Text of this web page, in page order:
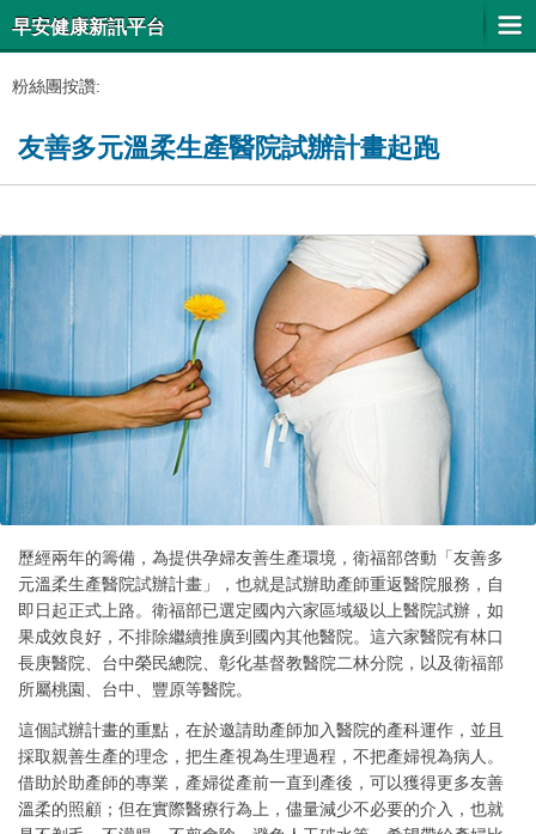
早安健康新訊平台
粉絲團按讚:
友善多元溫柔生產醫院試辦計畫起跑
歷經兩年的籌備，為提供孕婦友善生產環境，衛福部啓動「友善多
元溫柔生產醫院試辦計畫」，也就是試辦助產師重返醫院服務，自
即日起正式上路。衛福部已選定國內六家區域級以上醫院試辦，如
果成效良好，不排除繼續推廣到國內其他醫院。這六家醫院有林口
長庚醫院、台中榮民總院、彰化基督教醫院二林分院，以及衛福部
所屬桃園、台中、豐原等醫院。
這個試辦計畫的重點，在於邀請助產師加入醫院的產科運作，並且
採取親善生產的理念，把生產視為生理過程，不把產婦視為病人。
借助於助產師的專業，產婦從產前一直到產後，可以獲得更多友善
溫柔的照顧；但在實際醫療行為上，儘量減少不必要的介入，也就